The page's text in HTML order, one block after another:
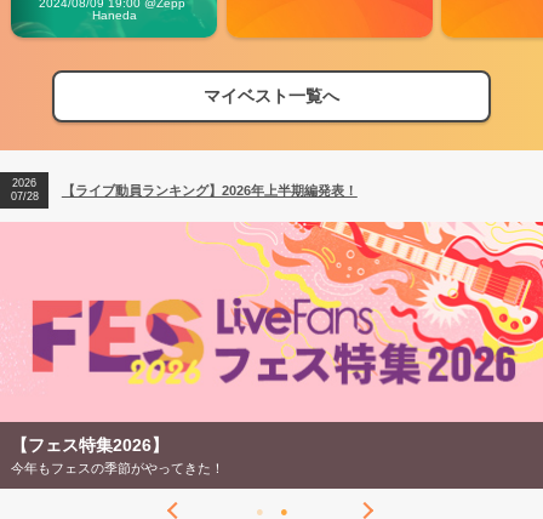
2024/08/09 19:00 @Zepp
Haneda
マイベスト一覧へ
【ライブ動員ランキング】2026年上半期編発表！
【フェス特集2026】フェス情報はここから！
2026
07/28
【ライブ動員ランキング】2026年上半期編発表！
【フェス特集2026】
今年もフェスの季節がやってきた！